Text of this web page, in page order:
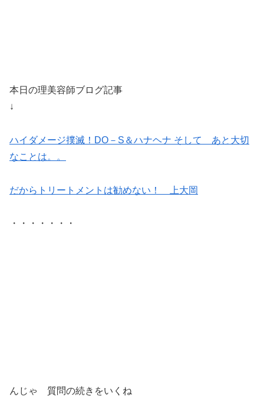
本日の理美容師ブログ記事
↓
ハイダメージ撲滅！DO－S＆ハナヘナ そして あと大切
なことは。。
だからトリートメントは勧めない！ 上大岡
・・・・・・・
んじゃ 質問の続きをいくね